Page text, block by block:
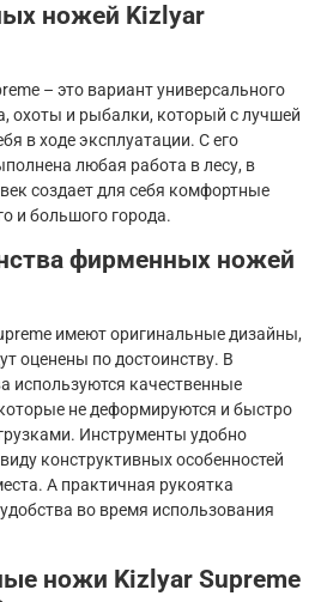
ножей Kizlyar
– это вариант универсального
охоты и рыбалки, который с лучшей
в ходе эксплуатации. С его
любая работа в лесу, в
создает для себя комфортные
и большого города.
фирменных ножей
имеют оригинальные дизайны,
оценены по достоинству. В
используются качественные
не деформируются и быстро
Инструменты удобно
конструктивных особенностей
А практичная рукоятка
во время использования
ножи Kizlyar Supreme